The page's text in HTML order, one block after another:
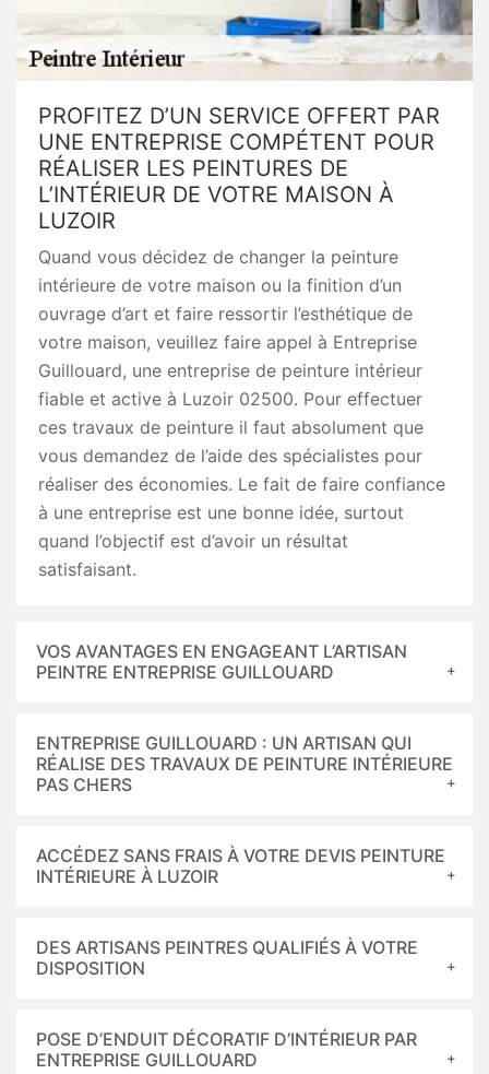
PROFITEZ D’UN SERVICE OFFERT PAR
UNE ENTREPRISE COMPÉTENT POUR
RÉALISER LES PEINTURES DE
L’INTÉRIEUR DE VOTRE MAISON À
LUZOIR
Quand vous décidez de changer la peinture
intérieure de votre maison ou la finition d’un
ouvrage d’art et faire ressortir l’esthétique de
votre maison, veuillez faire appel à Entreprise
Guillouard, une entreprise de peinture intérieur
fiable et active à Luzoir 02500. Pour effectuer
ces travaux de peinture il faut absolument que
vous demandez de l’aide des spécialistes pour
réaliser des économies. Le fait de faire confiance
à une entreprise est une bonne idée, surtout
quand l’objectif est d’avoir un résultat
satisfaisant.
VOS AVANTAGES EN ENGAGEANT L’ARTISAN
PEINTRE ENTREPRISE GUILLOUARD
ENTREPRISE GUILLOUARD : UN ARTISAN QUI
RÉALISE DES TRAVAUX DE PEINTURE INTÉRIEURE
PAS CHERS
ACCÉDEZ SANS FRAIS À VOTRE DEVIS PEINTURE
INTÉRIEURE À LUZOIR
DES ARTISANS PEINTRES QUALIFIÉS À VOTRE
DISPOSITION
POSE D’ENDUIT DÉCORATIF D’INTÉRIEUR PAR
ENTREPRISE GUILLOUARD